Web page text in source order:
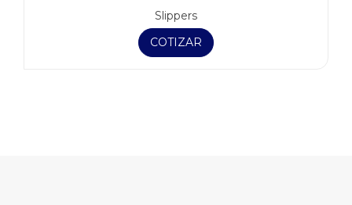
Slippers
COTIZAR